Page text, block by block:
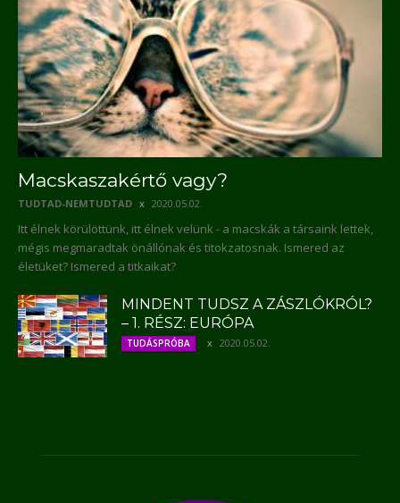
Macskaszakértő vagy?
TUDTAD-NEMTUDTAD 2020.05.02.
Itt élnek körülöttünk, itt élnek velünk - a macskák a társaink lettek,
mégis megmaradtak önállónak és titokzatosnak. Ismered az
életüket? Ismered a titkaikat?
MINDENT TUDSZ A ZÁSZLÓKRÓL?
– 1. RÉSZ: EURÓPA
TUDÁSPRÓBA 2020.05.02.